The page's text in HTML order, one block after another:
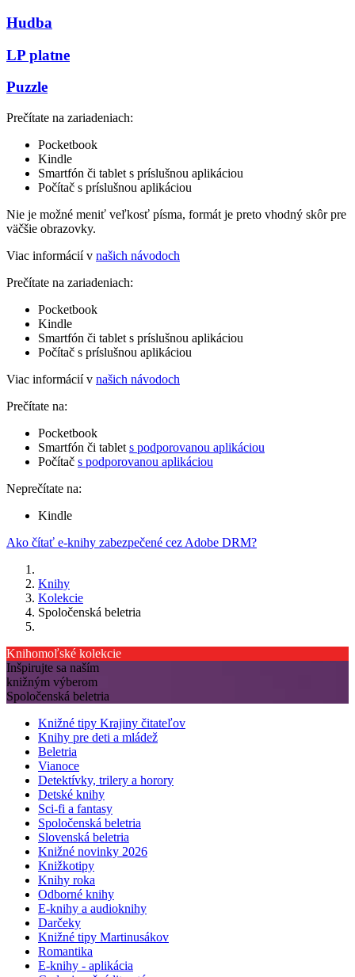
Hudba
LP platne
Puzzle
Prečítate na zariadeniach:
Pocketbook
Kindle
Smartfón či tablet s príslušnou aplikáciou
Počítač s príslušnou aplikáciou
Nie je možné meniť veľkosť písma, formát je preto vhodný skôr pre
väčšie obrazovky.
Viac informácií v našich návodoch
Prečítate na zariadeniach:
Pocketbook
Kindle
Smartfón či tablet s príslušnou aplikáciou
Počítač s príslušnou aplikáciou
Viac informácií v našich návodoch
Prečítate na:
Pocketbook
Smartfón či tablet s podporovanou aplikáciou
Počítač s podporovanou aplikáciou
Neprečítate na:
Kindle
Ako čítať e-knihy zabezpečené cez Adobe DRM?
Knihy
Kolekcie
Spoločenská beletria
Knihomoľské kolekcie
Inšpirujte sa naším
knižným výberom
Spoločenská beletria
Knižné tipy Krajiny čitateľov
Knihy pre deti a mládež
Beletria
Vianoce
Detektívky, trilery a horory
Detské knihy
Sci-fi a fantasy
Spoločenská beletria
Slovenská beletria
Knižné novinky 2026
Knižkotipy
Knihy roka
Odborné knihy
E-knihy a audioknihy
Darčeky
Knižné tipy Martinusákov
Romantika
E-knihy - aplikácia